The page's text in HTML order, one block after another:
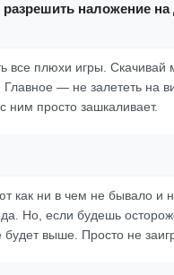
наложение на
все плюхи игры. Скачивай
— не залететь на
просто зашкаливает.
как ни в чем не бывало и
Но, если будешь
будет выше. Просто не